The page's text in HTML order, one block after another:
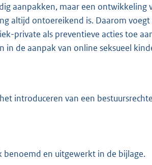
aanpakken, maar een ontwikkeling
altijd ontoereikend is. Daarom
private als preventieve acties toe
de aanpak van online seksueel
introduceren van een
en uitgewerkt in de bijlage.